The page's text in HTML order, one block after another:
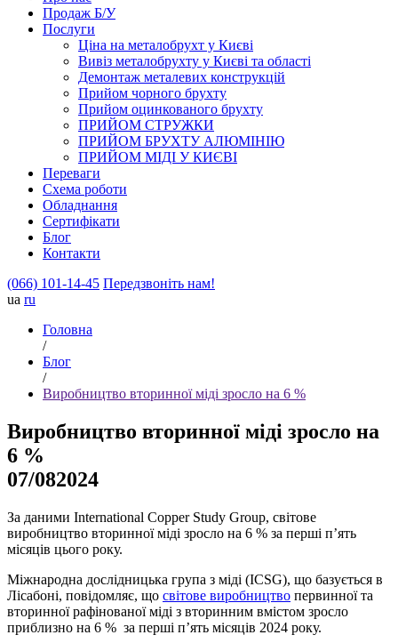
Продаж Б/У
Послуги
Ціна на металобрухт у Києві
Вивіз металобрухту у Києві та області
Демонтаж металевих конструкцій
Прийом чорного брухту
Прийом оцинкованого брухту
ПРИЙОМ СТРУЖКИ
ПРИЙОМ БРУХТУ АЛЮМІНІЮ
ПРИЙОМ МІДІ У КИЄВІ
Переваги
Схема роботи
Обладнання
Сертифікати
Блог
Контакти
(066) 101-14-45 Передзвоніть нам!
ua ru
Головна
/
Блог
/
Виробництво вторинної міді зросло на 6 %
Виробництво вторинної міді зросло на
6 %
07/082024
За даними International Copper Study Group, світове
виробництво вторинної міді зросло на 6 % за перші п’ять
місяців цього року.
Міжнародна дослідницька група з міді (ICSG), що базується в
Лісабоні, повідомляє, що світове виробництво первинної та
вторинної рафінованої міді з вторинним вмістом зросло
приблизно на 6 % за перші п’ять місяців 2024 року.